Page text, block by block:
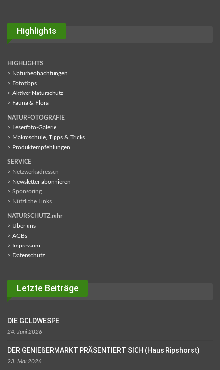
Highlights
HIGHLIGHTS
> Naturbeobachtungen
> Fototipps
> Aktiver Naturschutz
> Fauna & Flora
NATURFOTOGRAFIE
> Leserfoto-Galerie
> Makroschule, Tipps & Tricks
> Produktempfehlungen
SERVICE
> Netzwerkadressen
> Newsletter abonnieren
> Sponsoring
> Nützliche Links
NATURSCHUTZ.ruhr
> Über uns
> AGBs
> Impressum
> Datenschutz
Letzte Beiträge
DIE GOLDWESPE
24. Juni 2026
DER GENIEßERMARKT PRÄSENTIERT SICH (Haus Ripshorst)
23. Mai 2026